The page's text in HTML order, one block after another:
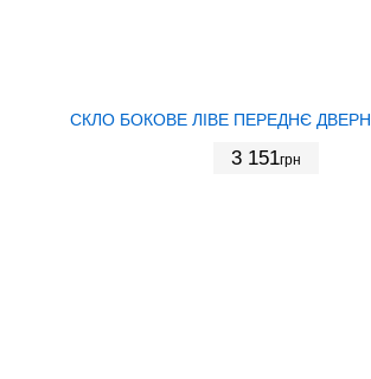
СКЛО БОКОВЕ ЛІВЕ ПЕРЕДНЄ
3 151грн